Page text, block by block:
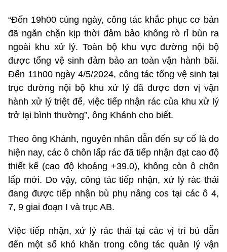
“Đến 19h00 cùng ngày, công tác khắc phục cơ bản
đã ngăn chặn kịp thời đảm bảo không rò rỉ bùn ra
ngoài khu xử lý. Toàn bộ khu vực đường nội bộ
được tổng vệ sinh đảm bảo an toàn vận hành bãi.
Đến 11h00 ngày 4/5/2024, công tác tổng vệ sinh tại
trục đường nội bộ khu xử lý đã được đơn vị vận
hành xử lý triệt để, việc tiếp nhận rác của khu xử lý
trở lại bình thường”, ông Khánh cho biết.
Theo ông Khánh, nguyên nhân dẫn đến sự cố là do
hiện nay, các ô chôn lấp rác đã tiếp nhận đạt cao độ
thiết kế (cao độ khoảng +39.0), không còn ô chôn
lấp mới. Do vậy, công tác tiếp nhận, xử lý rác thải
đang được tiếp nhận bù phụ nâng cos tại các ô 4,
7, 9 giai đoạn I và trục AB.
Việc tiếp nhận, xử lý rác thải tại các vị trí bù dẫn
đến một số khó khăn trong công tác quản lý vận